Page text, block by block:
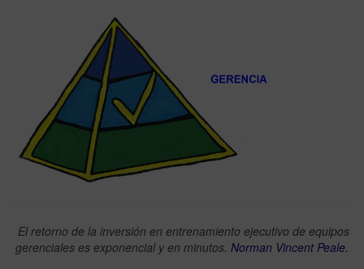
El retorno de la inversión en entrenamiento ejecutivo de equipos
gerenciales es exponencial y en minutos. Norman Vincent Peale.